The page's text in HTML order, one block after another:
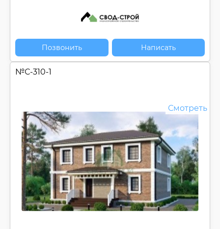
Позвонить Написать
№С-310-1
Смотреть